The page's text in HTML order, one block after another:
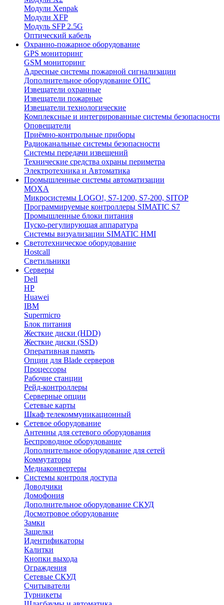
Модули Xenpak
Модули XFP
Модуль SFP 2.5G
Оптический кабель
Охранно-пожарное оборудование
GPS мониторинг
GSM мониторинг
Адресные системы пожарной сигнализации
Дополнительное оборудование ОПС
Извещатели охранные
Извещатели пожарные
Извещатели технологические
Комплексные и интегрированные системы безопасноcти
Оповещатели
Приёмно-контрольные приборы
Радиоканальные системы безопасности
Системы передачи извещений
Технические средства охраны периметра
Электротехника и Автоматика
Промышленные системы автоматизации
MOXA
Микросистемы LOGO!, S7-1200, S7-200, SITOP
Программируемые контроллеры SIMATIC S7
Промышленные блоки питания
Пуско-регулирующая аппаратура
Системы визуализации SIMATIC HMI
Светотехническое оборудование
Hostcall
Светильники
Серверы
Dell
HP
Huawei
IBM
Supermicro
Блок питания
Жесткие диски (HDD)
Жесткие диски (SSD)
Оперативная память
Опции для Blade серверов
Процессоры
Рабочие станции
Рейд-контроллеры
Серверные опции
Сетевые карты
Шкаф телекоммуникационный
Сетевое оборудование
Антенны для сетевого оборудования
Беспроводное оборудование
Дополнительное оборудование для сетей
Коммутаторы
Медиаконвертеры
Системы контроля доступа
Доводчики
Домофония
Дополнительное оборудование СКУД
Досмотровое оборудование
Замки
Защелки
Идентификаторы
Калитки
Кнопки выхода
Ограждения
Сетевые СКУД
Считыватели
Турникеты